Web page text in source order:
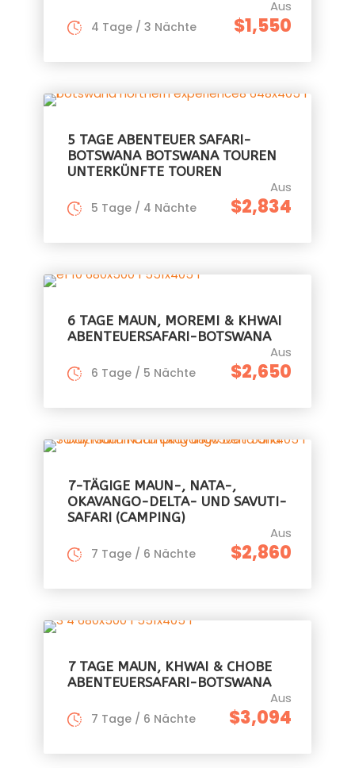
Aus
$1,550
4 Tage / 3 Nächte
5 TAGE ABENTEUER SAFARI-
BOTSWANA BOTSWANA TOUREN
UNTERKÜNFTE TOUREN
Aus
$2,834
5 Tage / 4 Nächte
6 TAGE MAUN, MOREMI & KHWAI
ABENTEUERSAFARI-BOTSWANA
Aus
$2,650
6 Tage / 5 Nächte
7-TÄGIGE MAUN-, NATA-,
OKAVANGO-DELTA- UND SAVUTI-
SAFARI (CAMPING)
Aus
$2,860
7 Tage / 6 Nächte
7 TAGE MAUN, KHWAI & CHOBE
ABENTEUERSAFARI-BOTSWANA
Aus
$3,094
7 Tage / 6 Nächte